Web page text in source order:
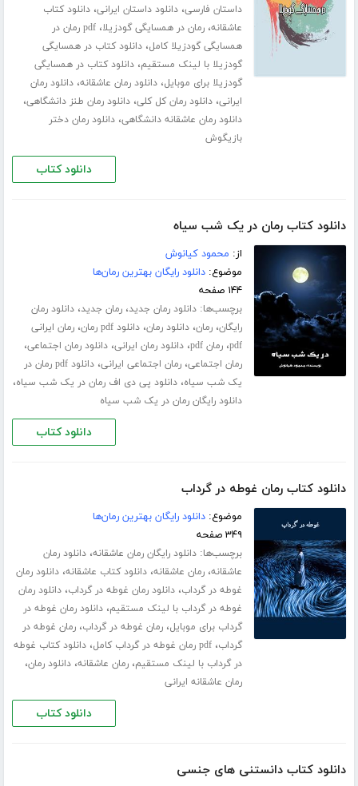
داستان فارسی،دانلود داستان ایرانی،دانلود کتاب
عاشقانه،رمان در همسایگی گودزیلا،
pdf رمان در
همسایگی گودزیلا کامل،دانلود کتاب در همسایگی
گودزیلا با لینک مستقیم،دانلود کتاب در همسایگی
گودزیلا برای موبایل،دانلود رمان عاشقانه،دانلود رمان
ایرانی،دانلود رمان کل کلی،دانلود رمان طنز دانشگاهی،
دانلود رمان عاشقانه دانشگاهی،دانلود رمان دختر
بازیگوش
دانلود کتاب
دانلود کتاب رمان در یک شب سیاه
از: محمود کیانوش
موضوع:دانلود رایگان بهترین رمان‌ها
۱۴۴ صفحه
برچسب‌ها:دانلود رمان جدید،رمان جدید،دانلود رمان
رایگان،رمان،دانلود رمان،دانلود pdf رمان ،رمان ایرانی
pdf،رمان pdf ،دانلود رمان ایرانی،دانلود رمان اجتماعی،
رمان اجتماعی،رمان اجتماعی ایرانی،
دانلود pdf رمان در
یک شب سیاه،دانلود پی دی اف رمان در یک شب سیاه،
دانلود رایگان رمان در یک شب سیاه
دانلود کتاب
دانلود کتاب رمان غوطه در گرداب
موضوع:دانلود رایگان بهترین رمان‌ها
۳۴۹ صفحه
برچسب‌ها:دانلود رایگان رمان عاشقانه،دانلود رمان
عاشقانه،رمان عاشقانه،دانلود کتاب عاشقانه،دانلود رمان
غوطه در گرداب،دانلود رمان غوطه در گرداب،دانلود رمان
غوطه در گرداب با لینک مستقیم،دانلود رمان غوطه در
گرداب برای موبایل،رمان غوطه در گرداب،رمان غوطه در
گرداب،pdf رمان غوطه در گرداب کامل ،دانلود کتاب غوطه
در گرداب با لینک مستقیم،رمان عاشقانه،دانلود رمان،
رمان عاشقانه ایرانی
دانلود کتاب
دانلود کتاب دانستنی های جنسی